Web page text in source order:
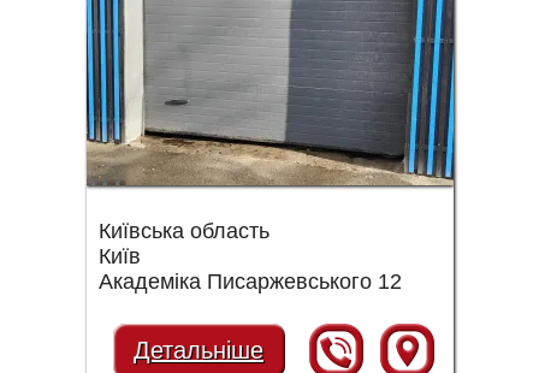
Київська область
Київ
Академіка Писаржевського 12
Детальніше